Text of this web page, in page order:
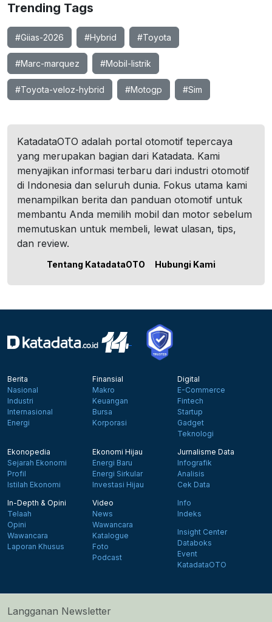
Trending Tags
#Giias-2026 #Hybrid #Toyota
#Marc-marquez #Mobil-listrik
#Toyota-veloz-hybrid #Motogp #Sim
KatadataOTO adalah portal otomotif tepercaya
yang merupakan bagian dari Katadata. Kami
menyajikan informasi terbaru dari industri otomotif
di Indonesia dan seluruh dunia. Fokus utama kami
menampilkan berita dan panduan otomotif untuk
membantu Anda memilih mobil dan motor sebelum
memutuskan untuk membeli, lewat ulasan, tips,
dan review.
Tentang KatadataOTO Hubungi Kami
Berita
Nasional
Industri
Internasional
Energi
Finansial
Makro
Keuangan
Bursa
Korporasi
Digital
E-Commerce
Fintech
Startup
Gadget
Teknologi
Ekonopedia
Sejarah Ekonomi
Profil
Istilah Ekonomi
Ekonomi Hijau
Energi Baru
Energi Sirkular
Investasi Hijau
Jurnalisme Data
Infografik
Analisis
Cek Data
In-Depth & Opini
Telaah
Opini
Wawancara
Laporan Khusus
Video
News
Wawancara
Katalogue
Foto
Podcast
Info
Indeks
Insight Center
Databoks
Event
KatadataOTO
Langganan Newsletter